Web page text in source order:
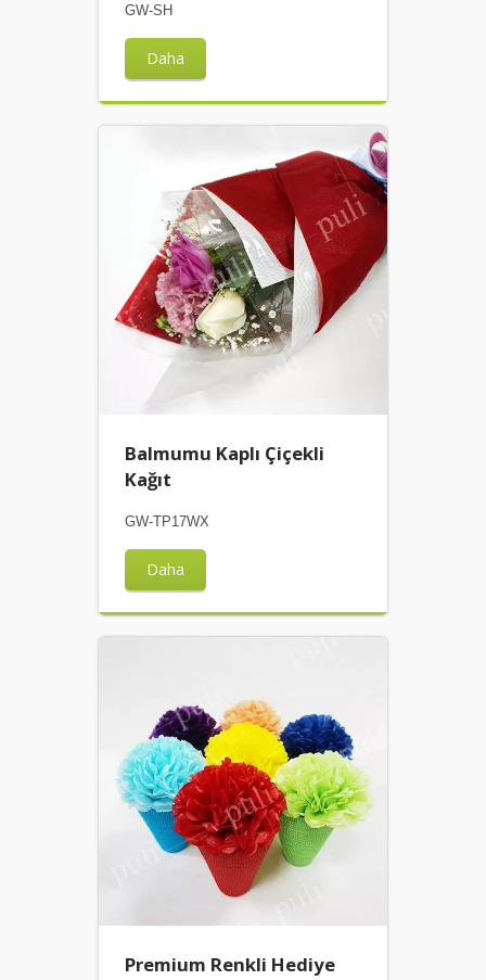
GW-SH
Daha
Balmumu Kaplı Çiçekli
Kağıt
GW-TP17WX
Daha
Premium Renkli Hediye